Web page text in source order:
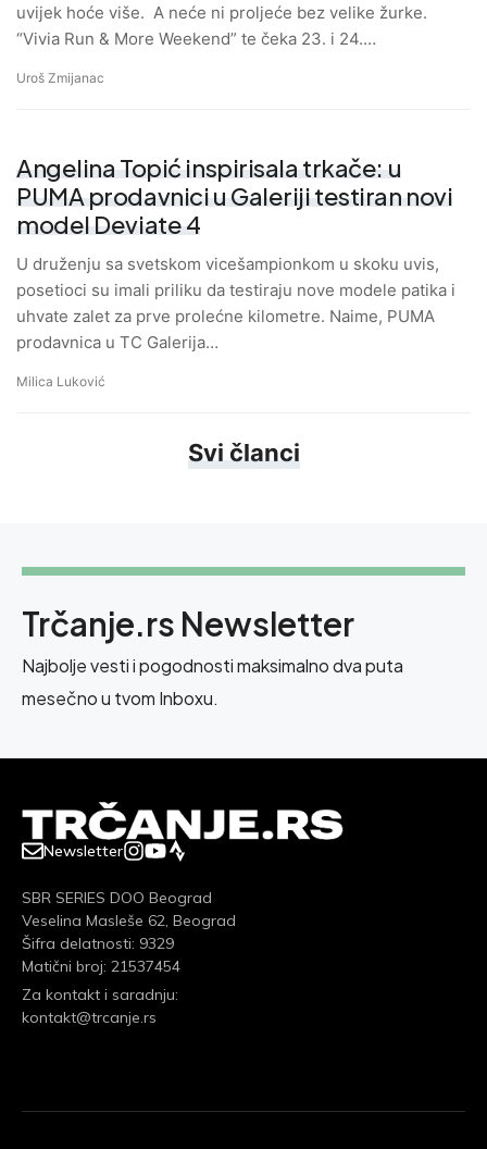
uvijek hoće više. A neće ni proljeće bez velike žurke.
“Vivia Run & More Weekend” te čeka 23. i 24.…
Uroš Zmijanac
Angelina Topić inspirisala trkače: u
PUMA prodavnici u Galeriji testiran novi
model Deviate 4
U druženju sa svetskom vicešampionkom u skoku uvis,
posetioci su imali priliku da testiraju nove modele patika i
uhvate zalet za prve prolećne kilometre. Naime, PUMA
prodavnica u TC Galerija…
Milica Luković
Svi članci
Trčanje.rs Newsletter
Najbolje vesti i pogodnosti maksimalno dva puta
mesečno u tvom Inboxu.
Newsletter
SBR SERIES DOO Beograd
Veselina Masleše 62, Beograd
Šifra delatnosti: 9329
Matični broj: 21537454
Za kontakt i saradnju:
kontakt@trcanje.rs